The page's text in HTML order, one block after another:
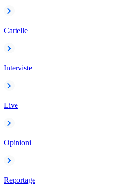
Cartelle
Interviste
Live
Opinioni
Reportage